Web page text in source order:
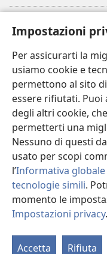
Impostazioni
Per assicurarti la
usiamo cookie e
permettono al sito
essere rifiutati. Puoi
degli altri cookie,
permetterti una
Nessuno di questi
usato per scopi
l’Informativa globale
tecnologie simili.
momento le
Impostazioni privacy.
Accetta Rifiuta
(apre
una
nuova
finestra)
BIBLIOTECA ONLINE
(apre
una
nuova
finestra)
JW Hub
(apre
una
nuova
finestra)
JW Library
Watchtower Library
Copyright© 2026 Watch
CONDIZIONI D’USO|